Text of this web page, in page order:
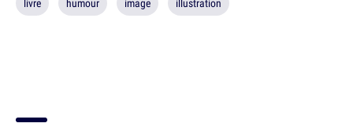
livre humour image illustration